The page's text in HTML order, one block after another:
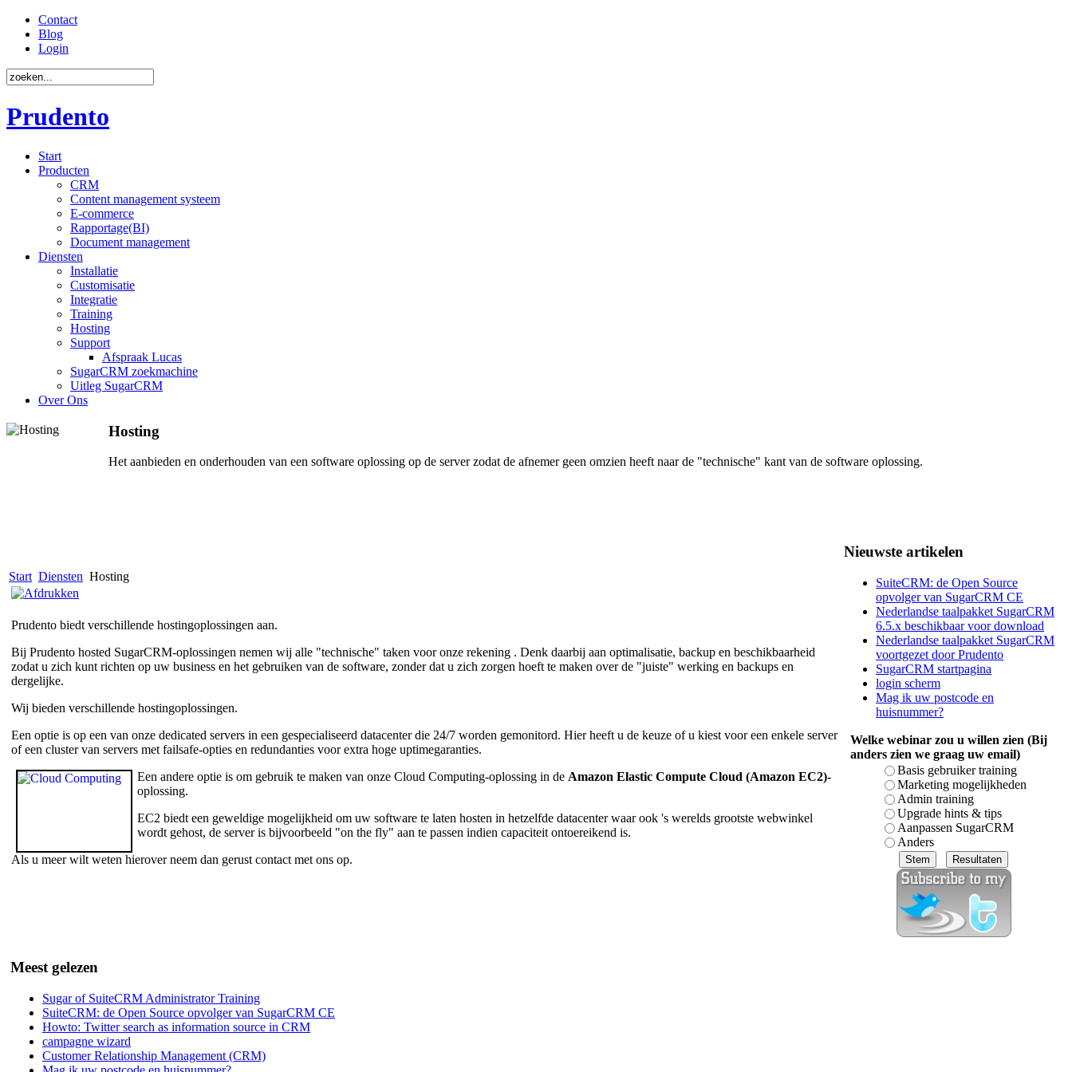
Contact
Blog
Login
Prudento
Start
Producten
CRM
Content management systeem
E-commerce
Rapportage(BI)
Document management
Diensten
Installatie
Customisatie
Integratie
Training
Hosting
Support
Afspraak Lucas
SugarCRM zoekmachine
Uitleg SugarCRM
Over Ons
Hosting
Het aanbieden en onderhouden van een software oplossing op de server zodat de afnemer geen omzien heeft naar de "technische" kant van de software oplossing.
Start Diensten Hosting
Prudento biedt verschillende hostingoplossingen aan.
Bij Prudento hosted SugarCRM-oplossingen nemen wij alle "technische" taken voor onze rekening . Denk daarbij aan optimalisatie, backup en beschikbaarheid
zodat u zich kunt richten op uw business en het gebruiken van de software, zonder dat u zich zorgen hoeft te maken over de "juiste" werking en backups en
dergelijke.
Wij bieden verschillende hostingoplossingen.
Een optie is op een van onze dedicated servers in een gespecialiseerd datacenter die 24/7 worden gemonitord. Hier heeft u de keuze of u kiest voor een enkele server
of een cluster van servers met failsafe-opties en redundanties voor extra hoge uptimegaranties.
Een andere optie is om gebruik te maken van onze Cloud Computing-oplossing in de Amazon Elastic Compute Cloud (Amazon EC2)-
oplossing.
EC2 biedt een geweldige mogelijkheid om uw software te laten hosten in hetzelfde datacenter waar ook 's werelds grootste webwinkel
wordt gehost, de server is bijvoorbeeld "on the fly" aan te passen indien capaciteit ontoereikend is.
Als u meer wilt weten hierover neem dan gerust contact met ons op.
Nieuwste artikelen
SuiteCRM: de Open Source
opvolger van SugarCRM CE
Nederlandse taalpakket SugarCRM
6.5.x beschikbaar voor download
Nederlandse taalpakket SugarCRM
voortgezet door Prudento
SugarCRM startpagina
login scherm
Mag ik uw postcode en
huisnummer?
Welke webinar zou u willen zien (Bij
anders zien we graag uw email)
Basis gebruiker training
Marketing mogelijkheden
Admin training
Upgrade hints & tips
Aanpassen SugarCRM
Anders
Meest gelezen
Sugar of SuiteCRM Administrator Training
SuiteCRM: de Open Source opvolger van SugarCRM CE
Howto: Twitter search as information source in CRM
campagne wizard
Customer Relationship Management (CRM)